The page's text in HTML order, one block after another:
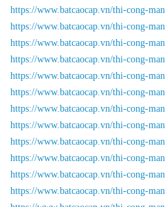
https://www.batcaocap.vn/thi-cong-
https://www.batcaocap.vn/thi-cong-
https://www.batcaocap.vn/thi-cong-
https://www.batcaocap.vn/thi-cong-
https://www.batcaocap.vn/thi-cong-
https://www.batcaocap.vn/thi-cong-
https://www.batcaocap.vn/thi-cong-
https://www.batcaocap.vn/thi-cong-
https://www.batcaocap.vn/thi-cong-
https://www.batcaocap.vn/thi-cong-
https://www.batcaocap.vn/thi-cong-
https://www.batcaocap.vn/thi-cong-